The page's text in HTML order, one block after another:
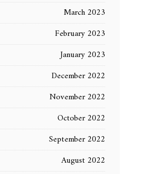
March 2023
February 2023
January 2023
December 2022
November 2022
October 2022
September 2022
August 2022